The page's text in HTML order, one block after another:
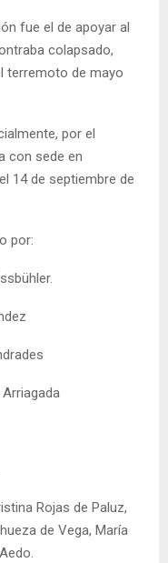
fue el de apoyar al
colapsado,
terremoto de mayo
por el
con sede en
14 de septiembre de
por:
Rojas de Paluz,
de Vega, María